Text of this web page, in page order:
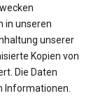
in unseren
unserer
Kopien von
Die Daten
Informationen.